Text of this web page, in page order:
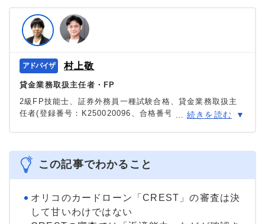
村上敬
貸金業務取扱主任者・FP
2級FP技能士、証券外務員一種試験合格、貸金業務取扱主
任者(登録番号：K250020096、合格番号：第F241000177
ン、FX、不動産、保険など、多くの金融領域における情報
メディアの編集・監修に携わり、実績は計2000本以上。ロ
ーン利用者へのインタビューなども多数実施し、専門知識
＞＞公式ページ
続きを読む
この記事でわかること
オリコのカードローン「CREST」の審査は決
して甘いわけではない